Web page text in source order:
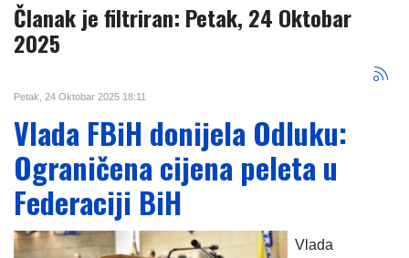
Članak je filtriran: Petak, 24 Oktobar
2025
Petak, 24 Oktobar 2025 18:11
Vlada FBiH donijela Odluku:
Ograničena cijena peleta u
Federaciji BiH
Vlada